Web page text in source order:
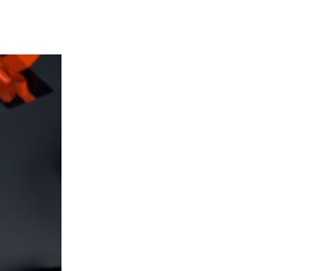
0 800 200 500